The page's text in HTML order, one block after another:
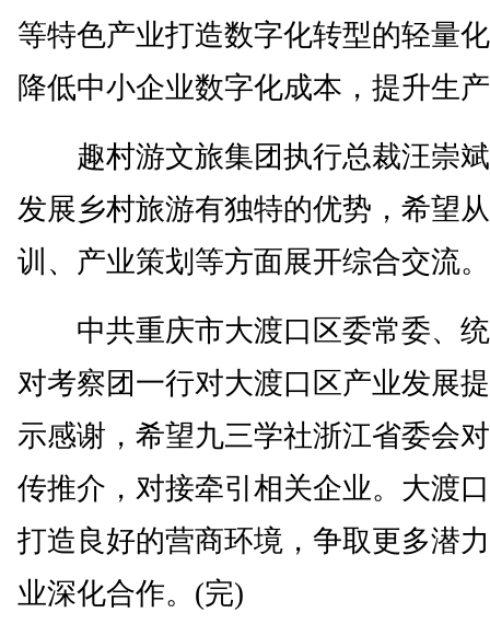
等特色产业打造数字化转型的轻量
降低中小企业数字化成本，提升生
趣村游文旅集团执行总裁汪崇斌
发展乡村旅游有独特的优势，希望
训、产业策划等方面展开综合交流。
中共重庆市大渡口区委常委、统
对考察团一行对大渡口区产业发展
示感谢，希望九三学社浙江省委会
传推介，对接牵引相关企业。大渡
打造良好的营商环境，争取更多潜
业深化合作。(完)